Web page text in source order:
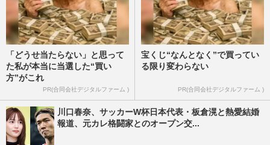
「どうせ当たらない」と思って
た私が本当に当選した“買い
方”がこれ
PR(合同会社デジタルファーム )
宝くじ“なんとなく”で買ってい
る限り変わらない
PR(合同会社デジタルファーム )
川口春奈、サッカーW杯日本代表・板倉滉と熱愛結婚
報道、元カレ格闘家とのオープン交...